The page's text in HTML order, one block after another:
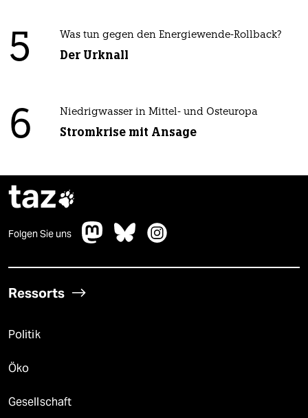
5 Was tun gegen den Energiewende-Rollback?
Der Urknall
6 Niedrigwasser in Mittel- und Osteuropa
Stromkrise mit Ansage
taz
Folgen Sie uns
Ressorts
Politik
Öko
Gesellschaft